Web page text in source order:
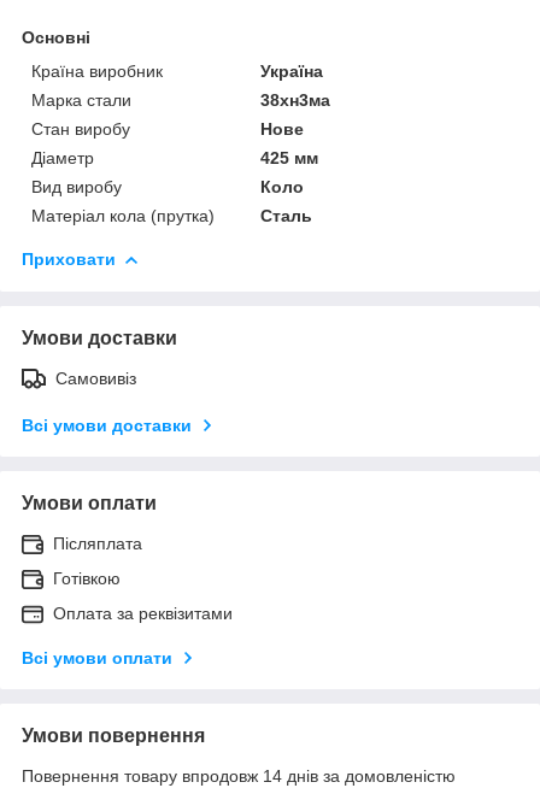
Основні
Країна виробник
Україна
Марка стали
38хн3ма
Стан виробу
Нове
Діаметр
425 мм
Вид виробу
Коло
Матеріал кола (прутка)
Сталь
Приховати
Умови доставки
Самовивіз
Всі умови доставки
Умови оплати
Післяплата
Готівкою
Оплата за реквізитами
Всі умови оплати
Умови повернення
Повернення товару впродовж 14 днів за домовленістю